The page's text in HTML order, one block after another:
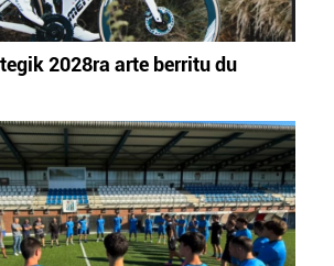
2028ra arte berritu du